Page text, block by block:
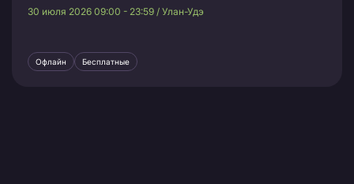
30 июля 2026 09:00 - 23:59 / Улан-Удэ
Офлайн Бесплатные